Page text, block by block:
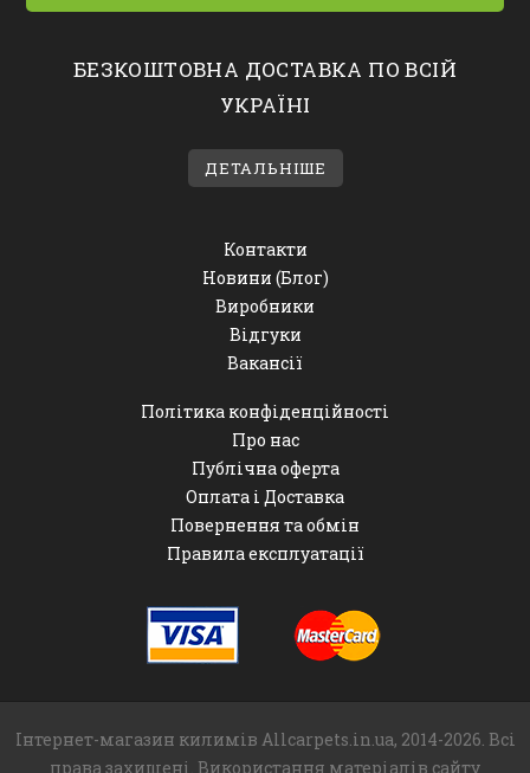
БЕЗКОШТОВНА ДОСТАВКА ПО ВСІЙ
УКРАЇНІ
ДЕТАЛЬНІШЕ
Контакти
Новини (Блог)
Виробники
Відгуки
Вакансії
Політика конфіденційності
Про нас
Публічна оферта
Оплата і Доставка
Повернення та обмін
Правила експлуатації
Інтернет-магазин килимів Allcarpets.in.ua, 2014-2026. Всі
права захищені. Використання матеріалів сайту